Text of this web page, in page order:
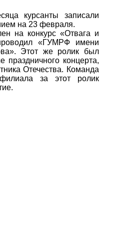
курсанты записали
на 23 февраля.
на конкурс «Отвага и
«ГУМРФ имени
Этот же ролик был
праздничного концерта,
Отечества. Команда
филиала за этот ролик